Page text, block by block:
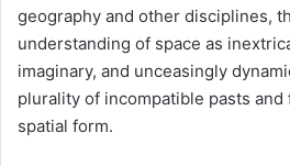
geography and other disciplines,
understanding of space as
imaginary, and unceasingly
plurality of incompatible pasts
spatial form.